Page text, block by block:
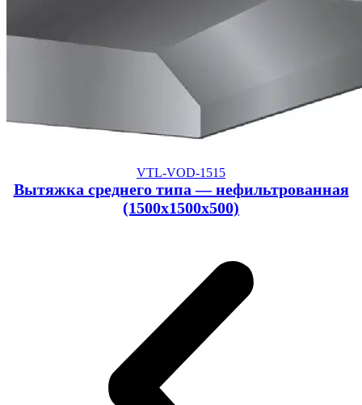
VTL-VOD-1515
Вытяжка среднего типа — нефильтрованная
(1500x1500x500)